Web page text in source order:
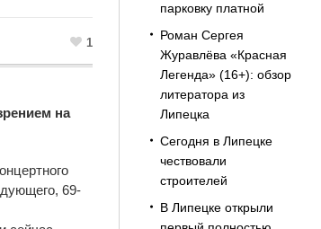
1
на
69-
парковку платной
Роман Сергея
Журавлёва «Красная
Легенда» (16+): обзор
литератора из
Липецка
Сегодня в Липецке
чествовали
строителей
В Липецке открыли